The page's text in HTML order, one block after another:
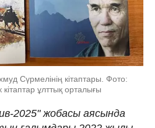
Сүрмелінің кітаптары. Фото:
ұлттық орталығы
2025" жобасы аясында